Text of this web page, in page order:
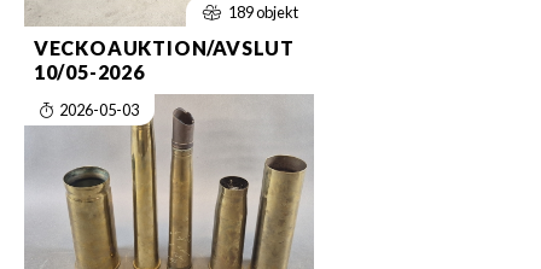
189 objekt
VECKOAUKTION/AVSLUT
10/05-2026
2026-05-03